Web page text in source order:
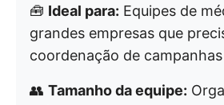
🧰 Ideal para: Equipes de
grandes empresas que
coordenação de
👥 Tamanho da equipe: